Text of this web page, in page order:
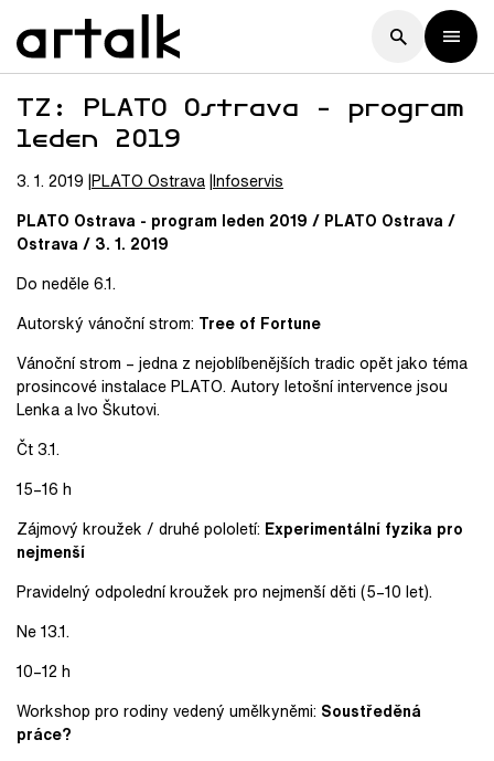
TZ: PLATO Ostrava - program
leden 2019
3. 1. 2019 PLATO Ostrava Infoservis
PLATO Ostrava - program leden 2019 / PLATO Ostrava /
Ostrava / 3. 1. 2019
Do neděle 6.1.
Autorský vánoční strom: Tree of Fortune
Vánoční strom – jedna z nejoblíbenějších tradic opět jako téma
prosincové instalace PLATO. Autory letošní intervence jsou
Lenka a Ivo Škutovi.
Čt 3.1.
15–16 h
Zájmový kroužek / druhé pololetí: Experimentální fyzika pro
nejmenší
Pravidelný odpolední kroužek pro nejmenší děti (5–10 let).
Ne 13.1.
10–12 h
Workshop pro rodiny vedený umělkyněmi: Soustředěná
práce?